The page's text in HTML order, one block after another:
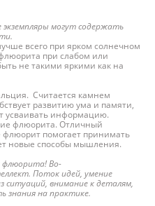
могут содержать
всего при ярком солнечном
при слабом или
не такими яркими как на
Считается камнем
развитию ума и памяти,
усваивать информацию.
флюорита. Отличный
помогает принимать
новые способы мышления.
флюорита! Во-
Поток идей, умение
ситуаций, внимание к деталям,
знания на практике.